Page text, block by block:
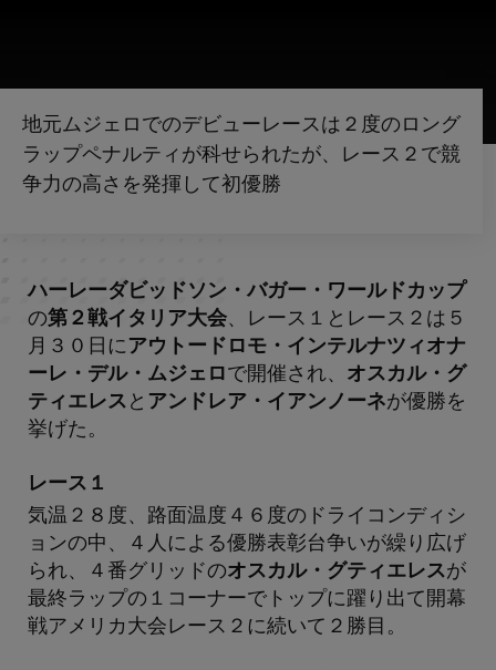
地元ムジェロでのデビューレースは２度のロング
ラップペナルティが科せられたが、レース２で競
争力の高さを発揮して初優勝
ハーレーダビッドソン・バガー・ワールドカップ
の第２戦イタリア大会、レース１とレース２は５
月３０日に アウトードロモ・インテルナツィオナ
ーレ・デル・ムジェロ で開催され、 オスカル・グ
ティエレス と アンドレア・イアンノーネが優勝を
挙げた。
レース１
気温２８度、路面温度４６度のドライコンディシ
ョンの中、４人による優勝表彰台争いが繰り広げ
られ、４番グリッドのオスカル・グティエレスが
最終ラップの１コーナーでトップに躍り出て開幕
戦アメリカ大会レース２に続いて２勝目。